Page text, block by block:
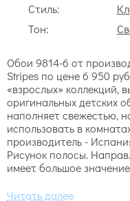
Стиль:
Тон:
Обои 9814-6 от
Stripes по цене 6 950
«взрослых» коллекций,
оригинальных детских
наполняет свежестью,
использовать в
производитель -
Рисунок полосы.
имеет большое